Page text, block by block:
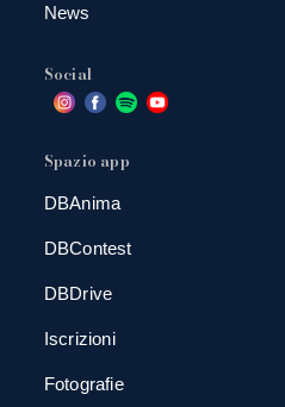
News
Social
Spazio app
DBAnima
DBContest
DBDrive
Iscrizioni
Fotografie